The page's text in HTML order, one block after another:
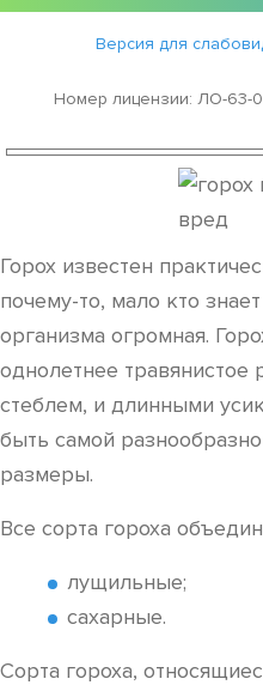
Версия для
Номер лицензии: ЛО-63-
Статьи ›
ГОРОХ —
Горох известен
почему-то, мало кто
организма огромная.
однолетнее травянистое
стеблем, и длинными
быть самой
размеры.
Все сорта гороха
лущильные;
сахарные.
Сорта гороха,